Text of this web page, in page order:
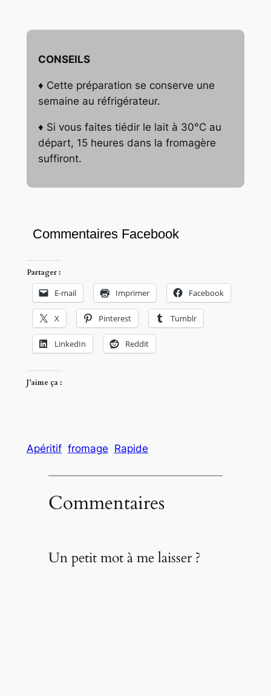
CONSEILS
♦ Cette préparation se conserve une
semaine au réfrigérateur.
♦ Si vous faites tiédir le lait à 30°C au
départ, 15 heures dans la fromagère
suffiront.
Commentaires Facebook
Partager :
E-mail Imprimer Facebook
X Pinterest Tumblr
LinkedIn Reddit
J’aime ça :
Apéritif fromage Rapide
Commentaires
Un petit mot à me laisser ?